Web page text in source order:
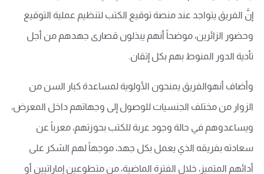
إنَّ الفريق يتواجد عند منصة توقيع الكتب لتنظيم عملية التوقيع
وحضور الزائرين، موضحاً أنهم يبذلون قصارى جهدهم من أجل
تأدية الدور المنوط بهم بكل إتقان.
وأضاف أنهوالفريق يمنحون الأولوية لمساعدة كبار السن من
الزوار من مختلف الجنسيات للوصول إلى وجهاتهم داخل المعرض،
ويساعدوهم في حالة وجود عربة للكتب بحوزتهم، معرباً عن
سعادته بفريقه الذي يعمل بكل جهد، موجهاً لهم الشكر على
أدائهم المتميز، خلال الفترة الماضية، من متطوعين إماراتيين أو